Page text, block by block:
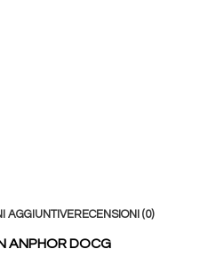
AGGIUNTIVERECENSIONI (0)
ANPHOR DOCG